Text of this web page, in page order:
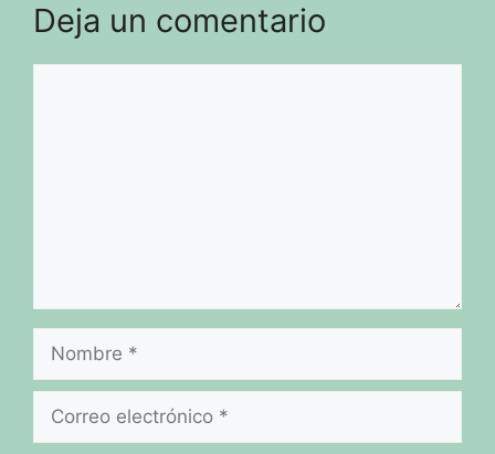
Deja un comentario
Nombre
Correo